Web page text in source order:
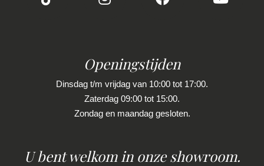
Sportstoelen
Stuur verstelbaar
Stuur verwarmd
Exterieur
Openingstijden
Dinsdag t/m vrijdag van 10:00 tot 17:00.
Zaterdag 09:00 tot 15:00.
Zondag en maandag gesloten.
U bent welkom in onze showroom.